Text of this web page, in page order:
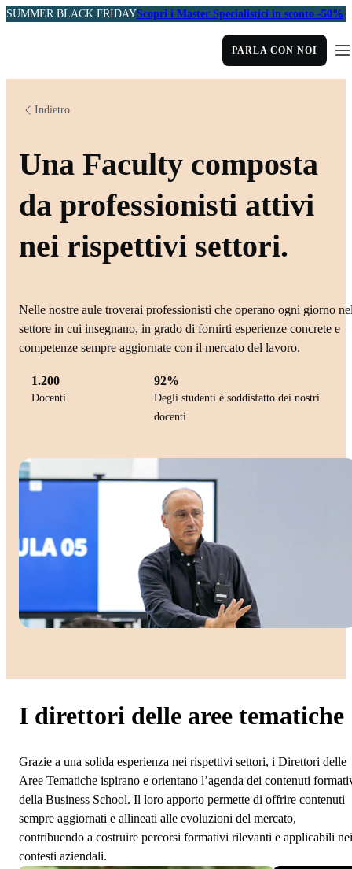
SUMMER BLACK FRIDAYScopri i Master Specialistici in sconto -50%
PARLA CON NOI
Indietro
Una Faculty composta
da professionisti attivi
nei rispettivi settori.
Nelle nostre aule troverai professionisti che operano ogni giorno
settore in cui insegnano, in grado di fornirti esperienze concrete e
competenze sempre aggiornate con il mercato del lavoro.
1.200
Docenti
92%
Degli studenti è soddisfatto dei nostri
docenti
I direttori delle aree tematiche
Grazie a una solida esperienza nei rispettivi settori, i Direttori delle
Aree Tematiche ispirano e orientano l’agenda dei contenuti
della Business School. Il loro apporto permette di offrire contenuti
sempre aggiornati e allineati alle evoluzioni del mercato,
contribuendo a costruire percorsi formativi rilevanti e applicabili nei
contesti aziendali.